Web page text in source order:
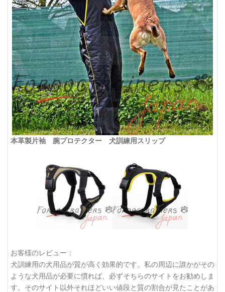
本革製片袖 腕プロテクター 犬訓練用スリップ
お客様のレビュー：
犬訓練用の犬用品が質が高く効果的です。私の周辺に誰かがその
ような犬用品が必要に慣れば、必ずそちらのサイトをお勧めしま
す。そのサイト以外それほどいい値段と質の割合が見たことがあ